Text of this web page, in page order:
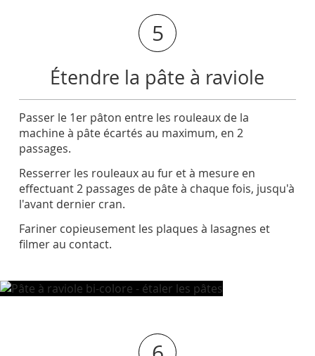
5
Étendre la pâte à raviole
Passer le 1er pâton entre les rouleaux de la
machine à pâte écartés au maximum, en 2
passages.
Resserrer les rouleaux au fur et à mesure en
effectuant 2 passages de pâte à chaque fois, jusqu'à
l'avant dernier cran.
Fariner copieusement les plaques à lasagnes et
filmer au contact.